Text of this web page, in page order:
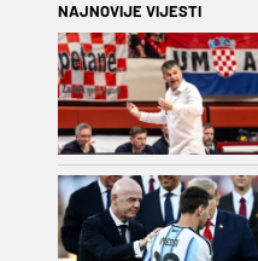
NAJNOVIJE VIJESTI